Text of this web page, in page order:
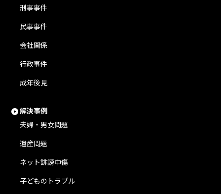
刑事事件
民事事件
会社関係
行政事件
成年後見
解決事例
夫婦・男女問題
遺産問題
ネット誹謗中傷
子どものトラブル